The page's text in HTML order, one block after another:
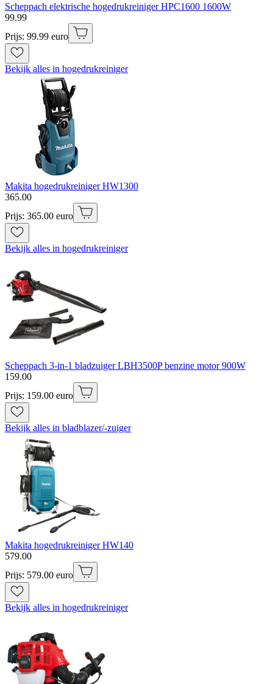
Scheppach elektrische hogedrukreiniger HPC1600 1600W
99.99
Prijs: 99.99 euro
Bekijk alles in hogedrukreiniger
Makita hogedrukreiniger HW1300
365.00
Prijs: 365.00 euro
Bekijk alles in hogedrukreiniger
Scheppach 3-in-1 bladzuiger LBH3500P benzine motor 900W
159.00
Prijs: 159.00 euro
Bekijk alles in bladblazer/-zuiger
Makita hogedrukreiniger HW140
579.00
Prijs: 579.00 euro
Bekijk alles in hogedrukreiniger